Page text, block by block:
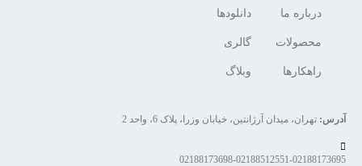
درباره ما
محصولات
راهکارها
دانلودها
گالری
وبلاگ
آدرس: تهران، میدان آرژانتین، خیابان وزرا، پلاک 6، واحد 2
02188173698-02188512551-02188173695